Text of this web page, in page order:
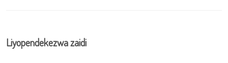
Liyopendekezwa zaidi